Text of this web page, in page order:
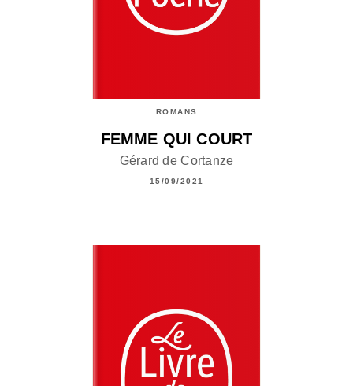
ROMANS
FEMME QUI COURT
Gérard de Cortanze
15/09/2021